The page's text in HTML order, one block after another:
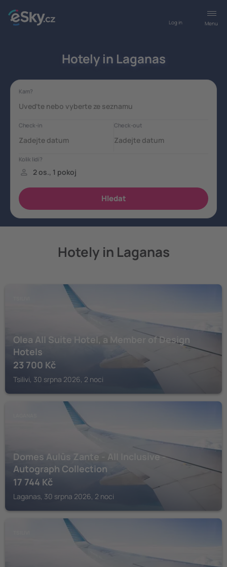
Menu
Log in
Hotely in Laganas
Hotely in Laganas
Olea All Suite Hotel, a Member of Design
Hotels
23 700 Kč
Tsilivi, 30 srpna 2026, 2 noci
Domes Aulūs Zante - All Inclusive -
Autograph Collection
17 744 Kč
Laganas, 30 srpna 2026, 2 noci